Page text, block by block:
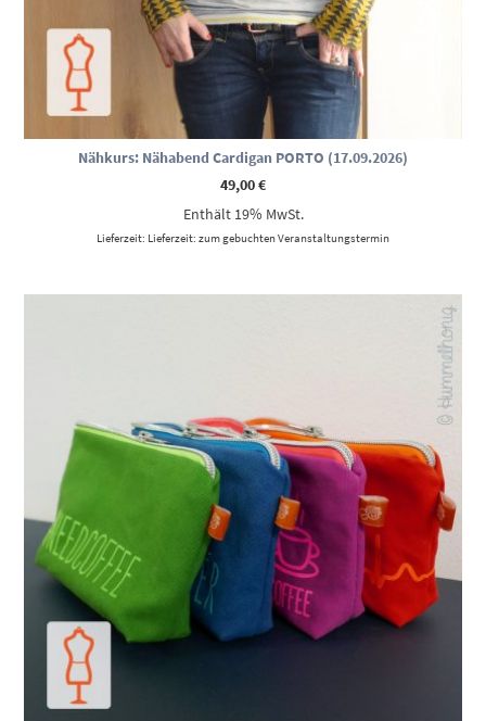
Nähkurs: Nähabend Cardigan PORTO (17.09.2026)
49,00€
Enthält 19% MwSt.
Lieferzeit: Lieferzeit: zum gebuchten Veranstaltungstermin